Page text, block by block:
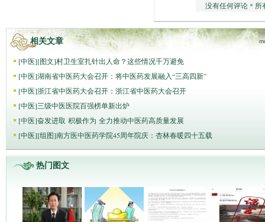
没有任何评论 * 所
相关文章
[中医][图文]村卫生室扎针出人命？这些情况千万避免
[中医]湖南省中医药大会召开：将中医药发展融入“三高四新”
[中医]浙江省中医药大会召开：浙江省中医药大会召开
[中医]三级中医医院百强榜单新出炉
[中医]奋发进取 积极作为 全力推动中医药高质量发展
[中医][组图]南方医中医药学院45周年院庆：杏林春暖四十五载
热门图文